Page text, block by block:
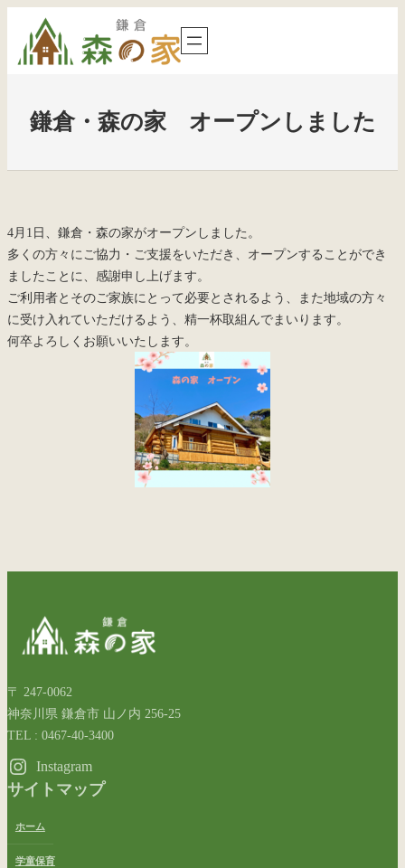
を
鎌倉・森の家 オープンしました
4月1日、鎌倉・森の家がオープンしました。
多くの方々にご協力・ご支援をいただき、オープンすることができ
ましたことに、感謝申し上げます。
ご利用者とそのご家族にとって必要とされるよう、また地域の方々
に受け入れていただけるよう、精一杯取組んでまいります。
何卒よろしくお願いいたします。
〒 247-0062
神奈川県 鎌倉市 山ノ内 256-25
TEL : 0467-40-3400
Instagram
サイトマップ
ホーム
学童保育